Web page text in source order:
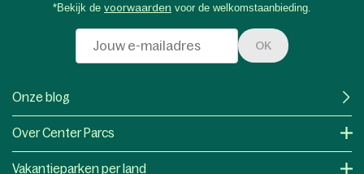
*Bekijk de voorwaarden voor de welkomstaanbieding.
OK
Onze blog
Over Center Parcs
Vakantieparken per land